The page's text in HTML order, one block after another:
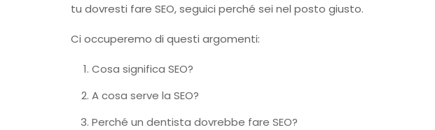
tu dovresti fare SEO, seguici perché sei nel posto giusto.
Ci occuperemo di questi argomenti:
Cosa significa SEO?
A cosa serve la SEO?
Perché un dentista dovrebbe fare SEO?